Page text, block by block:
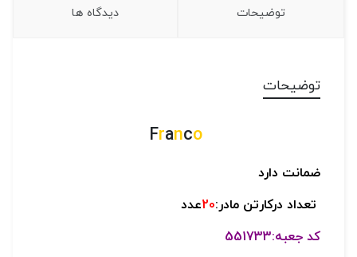
توضیحات دیدگاه ها
توضیحات
ranco
ضمانت دارد
تعداد درکارتن مادر:20عدد
کد جعبه:551733